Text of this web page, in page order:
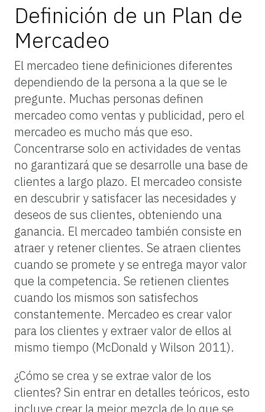
Definición de un Plan de
Mercadeo
El mercadeo tiene definiciones diferentes
dependiendo de la persona a la que se le
pregunte. Muchas personas definen
mercadeo como ventas y publicidad, pero el
mercadeo es mucho más que eso.
Concentrarse solo en actividades de ventas
no garantizará que se desarrolle una base de
clientes a largo plazo. El mercadeo consiste
en descubrir y satisfacer las necesidades y
deseos de sus clientes, obteniendo una
ganancia. El mercadeo también consiste en
atraer y retener clientes. Se atraen clientes
cuando se promete y se entrega mayor valor
que la competencia. Se retienen clientes
cuando los mismos son satisfechos
constantemente. Mercadeo es crear valor
para los clientes y extraer valor de ellos al
mismo tiempo (McDonald y Wilson 2011).
¿Cómo se crea y se extrae valor de los
clientes? Sin entrar en detalles teóricos, esto
incluye crear la mejor mezcla de lo que se